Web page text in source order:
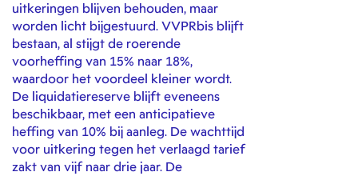
uitkeringen blijven behouden, maar
worden licht bijgestuurd. VVPRbis blijft
bestaan, al stijgt de roerende
voorheffing van 15% naar 18%,
waardoor het voordeel kleiner wordt.
De liquidatiereserve blijft eveneens
beschikbaar, met een anticipatieve
heffing van 10% bij aanleg. De wachttijd
voor uitkering tegen het verlaagd tarief
zakt van vijf naar drie jaar. De